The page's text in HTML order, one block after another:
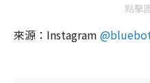
點擊
來源：Instagram